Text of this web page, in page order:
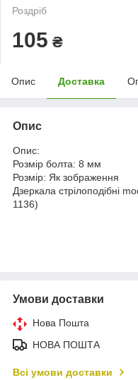
Роздріб
105 ₴
Опис Доставка
Опис
Опис:
Розмір болта: 8 мм
Розмір: Як зображення
Дзеркала стрілоподібні
1136)
Умови доставки
Нова Пошта
НОВА ПОШТА
Всі умови доставки